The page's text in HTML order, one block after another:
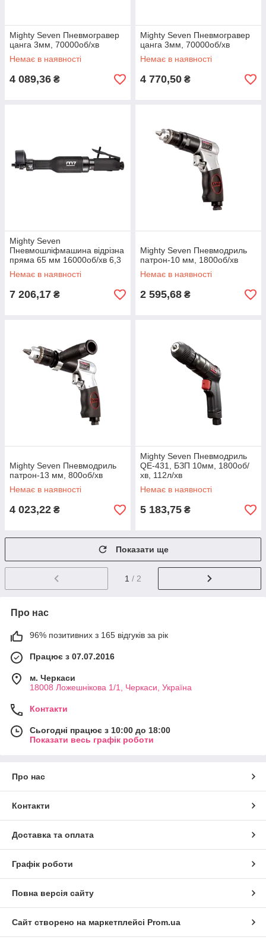
Mighty Seven Пневмогравер
цанга 3мм, 70000об/хв
Немає в наявності
4 089,36 ₴
Mighty Seven Пневмогравер
цанга 3мм, 70000об/хв
Немає в наявності
4 770,50 ₴
Mighty Seven
Пневмошліфмашина відрізна
пряма 65 мм 16000об/хв 6,3
бар подовжена
Немає в наявності
7 206,17 ₴
Mighty Seven Пневмодриль
патрон-10 мм, 1800об/хв
Немає в наявності
2 595,68 ₴
Mighty Seven Пневмодриль
патрон-13 мм, 800об/хв
Немає в наявності
4 023,22 ₴
Mighty Seven Пневмодриль
QE-431, БЗП 10мм, 1800об/
хв, 112л/хв
Немає в наявності
5 183,75 ₴
Показати ще
1 / 2
Про нас
96% позитивних з 165 відгуків за рік
Працює з 07.07.2016
м. Черкаси
18008 Ложешнікова 1/1, Черкаси, Україна
Контакти
Сьогодні працює з 10:00 до 18:00
Показати весь графік роботи
Про нас
Контакти
Доставка та оплата
Графік роботи
Повна версія сайту
Сайт створено на маркетплейсі Prom.ua